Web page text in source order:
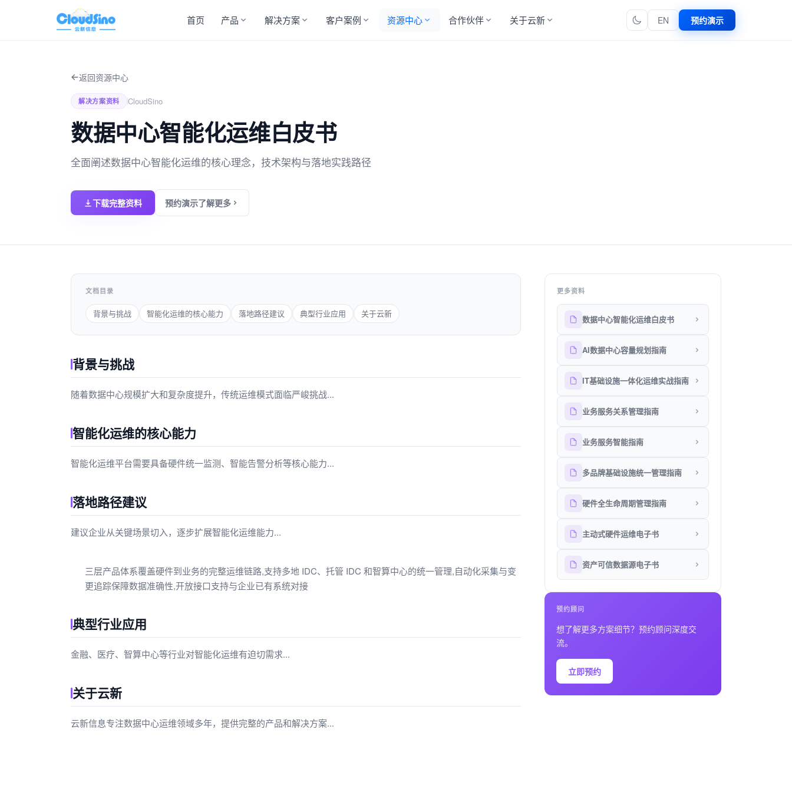
首页 产品 解决方案 客户案例 资源中心 合作伙伴 关于云新 EN 预约演示
返回资源中心
解决方案资料 CloudSino
数据中心智能化运维白皮书
全面阐述数据中心智能化运维的核心理念，技术架构与落地实践路径
下载完整资料 预约演示了解更多
文档目录
背景与挑战 智能化运维的核心能力 落地路径建议 典型行业应用 关于云新
背景与挑战
随着数据中心规模扩大和复杂度提升，传统运维模式面临严峻挑战...
智能化运维的核心能力
智能化运维平台需要具备硬件统一监测、智能告警分析等核心能力...
落地路径建议
建议企业从关键场景切入，逐步扩展智能化运维能力...
三层产品体系覆盖硬件到业务的完整运维链路,支持多地 IDC、托管 IDC 和智算中心的统一管理,自动化采集与变
更追踪保障数据准确性,开放接口支持与企业已有系统对接
典型行业应用
金融、医疗、智算中心等行业对智能化运维有迫切需求...
关于云新
云新信息专注数据中心运维领域多年，提供完整的产品和解决方案...
更多资料
数据中心智能化运维白皮书
AI数据中心容量规划指南
IT基础设施一体化运维实战指南
业务服务关系管理指南
业务服务智能指南
多品牌基础设施统一管理指南
硬件全生命周期管理指南
主动式硬件运维电子书
资产可信数据源电子书
预约顾问
想了解更多方案细节？预约顾问深度交
流。
立即预约